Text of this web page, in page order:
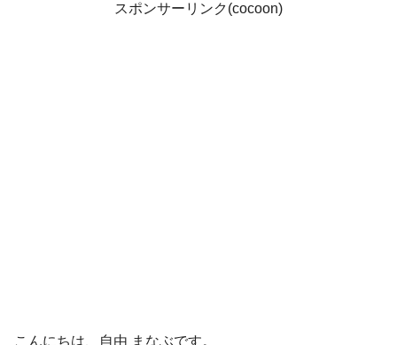
スポンサーリンク(cocoon)
こんにちは、自由 まなぶです。